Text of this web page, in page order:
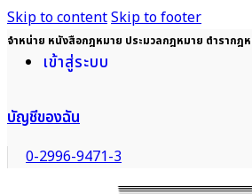
Skip to contentSkip to footer
จำหน่าย หนังสือกฎหมาย ประมวลกฎหมาย ตำรากฎ
เข้าสู่ระบบ
บัญชีของฉัน
0-2996-9471-3